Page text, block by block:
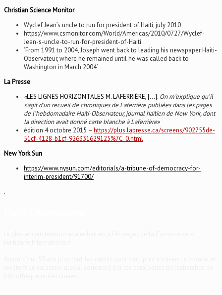
Christian Science Monitor
Wyclef Jean’s uncle to run for president of Haiti, july 2010
https://www.csmonitor.com/World/Americas/2010/0727/Wyclef-
Jean-s-uncle-to-run-for-president-of-Haiti
‘From 1991 to 2004, Joseph went back to leading his newspaper Haiti-
Observateur, where he remained until he was called back to
Washington in March 2004’
La Presse
«LES LIGNES HORIZONTALES M. LAFERRIÈRE, […]. On m’explique qu’il
s’agit d’un recueil de chroniques de Laferrière publiées dans les pages
de l’hebdomadaire Haïti-Observateur, journal haïtien de New York, dont
la direction avait donné carte blanche à Laferrière»
édition 4 octobre 2015 – https://plus.lapresse.ca/screens/902755de-
51cf-4128-b1cf-926331629125%7C_0.html
New York Sun
https://www.nysun.com/editorials/a-tribune-of-democracy-for-
interim-president/91700/
.